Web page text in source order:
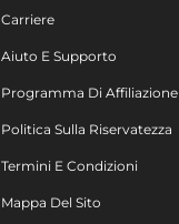
Carriere
Aiuto E Supporto
Programma Di Affiliazione
Politica Sulla Riservatezza
Termini E Condizioni
Mappa Del Sito